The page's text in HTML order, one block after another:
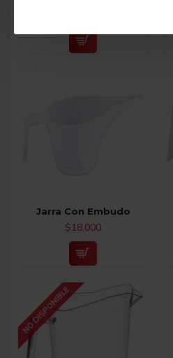
Jarra Con Embudo
$18,000
NO DISPONIBLE